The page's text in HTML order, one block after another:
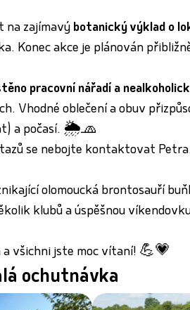
na zajímavý botanický výklad o
Konec akce je plánován
pracovní nářadí a
Vhodné oblečení a obuv
a počasí. 🌦️🧢
se nebojte kontaktovat
olomoucká brontosauří
klubů a úspěšnou
a všichni jste moc vítaní! 💪💗
ochutnávka